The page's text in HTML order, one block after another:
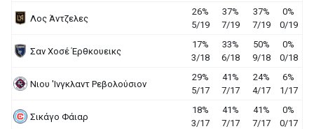
Λος Άντζελες
26%
5/19
37%
7/19
37%
7/19
0%
0/19
Σαν Χοσέ Έρθκουεικς
17%
3/18
33%
6/18
50%
9/18
0%
0/18
Νιου 'Ινγκλαντ Ρεβολούσιον
29%
5/17
41%
7/17
24%
4/17
6%
1/17
Σικάγο Φάιαρ
18%
3/17
41%
7/17
41%
7/17
0%
0/17